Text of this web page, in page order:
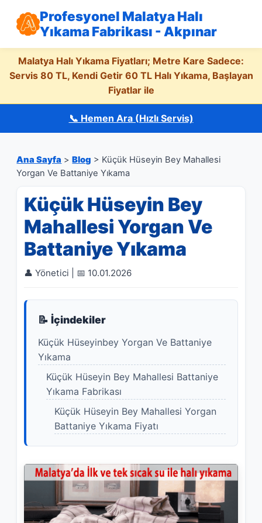
Profesyonel Malatya Halı
Yıkama Fabrikası - Akpınar
Malatya Halı Yıkama Fiyatları; Metre Kare Sadece:
Servis 80 TL, Kendi Getir 60 TL Halı Yıkama, Başlayan
Fiyatlar ile
📞 Hemen Ara (Hızlı Servis)
Ana Sayfa >Blog > Küçük Hüseyin Bey Mahallesi
Yorgan Ve Battaniye Yıkama
Küçük Hüseyin Bey
Mahallesi Yorgan Ve
Battaniye Yıkama
👤 Yönetici | 📅 10.01.2026
📝 İçindekiler
Küçük Hüseyinbey Yorgan Ve Battaniye
Yıkama
Küçük Hüseyin Bey Mahallesi Battaniye
Yıkama Fabrikası
Küçük Hüseyin Bey Mahallesi Yorgan
Battaniye Yıkama Fiyatı